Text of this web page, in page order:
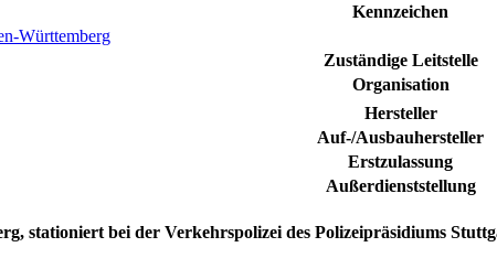
Kennzeichen
Württemberg
Zuständige Leitstelle
Organisation
Hersteller
Auf-/Ausbauhersteller
Erstzulassung
Außerdienststellung
, stationiert bei der Verkehrspolizei des Polizeipräsidiums